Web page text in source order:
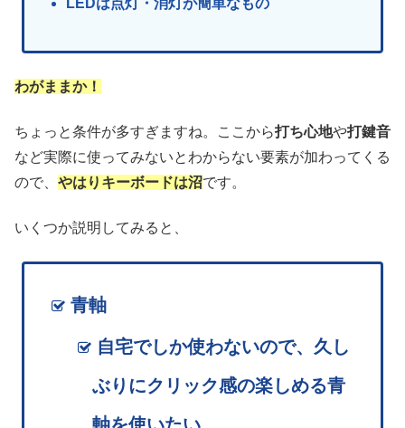
LEDは点灯・消灯が簡単なもの
わがままか！
ちょっと条件が多すぎますね。ここから打ち心地や打鍵音
など実際に使ってみないとわからない要素が加わってくる
ので、 やはりキーボードは沼です。
いくつか説明してみると、
青軸
自宅でしか使わないので、久し
ぶりにクリック感の楽しめる青